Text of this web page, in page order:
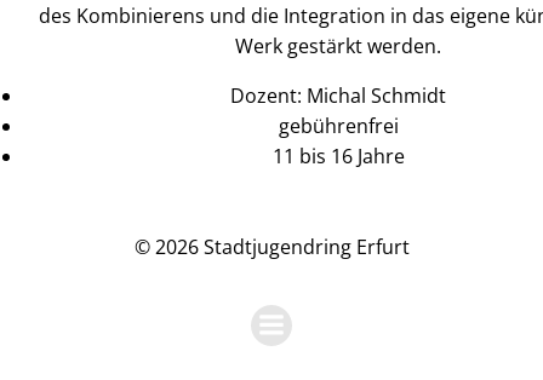
des Kombinierens und die Integration in das eigene
Werk gestärkt werden.
Dozent: Michal Schmidt
gebührenfrei
11 bis 16 Jahre
© 2026 Stadtjugendring Erfurt